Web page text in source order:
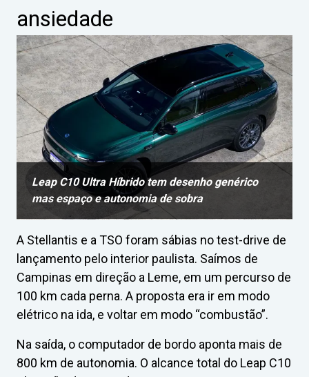
ansiedade
Leap C10 Ultra Híbrido tem desenho genérico
mas espaço e autonomia de sobra
A Stellantis e a TSO foram sábias no test-drive de
lançamento pelo interior paulista. Saímos de
Campinas em direção a Leme, em um percurso de
100 km cada perna. A proposta era ir em modo
elétrico na ida, e voltar em modo “combustão”.
Na saída, o computador de bordo aponta mais de
800 km de autonomia. O alcance total do Leap C10